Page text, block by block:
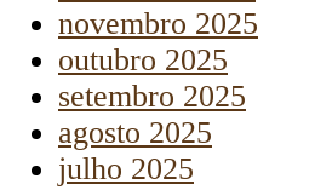
novembro 2025
outubro 2025
setembro 2025
agosto 2025
julho 2025